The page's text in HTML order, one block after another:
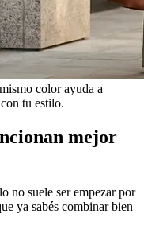
color ayuda a
tu estilo.
mejor
no suele ser empezar por
ya sabés combinar bien